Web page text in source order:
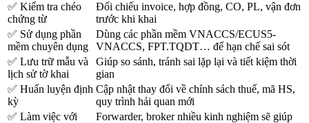
✅ Kiểm tra chéo
chứng từ
Đối chiếu invoice, hợp đồng, CO, PL, vận đơn
trước khi khai
✅ Sử dụng phần
mềm chuyên dụng
Dùng các phần mềm VNACCS/ECUS5-
VNACCS, FPT.TQDT… để hạn chế sai sót
✅ Lưu trữ mẫu và
lịch sử tờ khai
Giúp so sánh, tránh sai lặp lại và tiết kiệm thời
gian
✅ Huấn luyện định
kỳ
Cập nhật thay đổi về chính sách thuế, mã HS,
quy trình hải quan mới
✅ Làm việc với
Forwarder, broker nhiều kinh nghiệm sẽ giúp